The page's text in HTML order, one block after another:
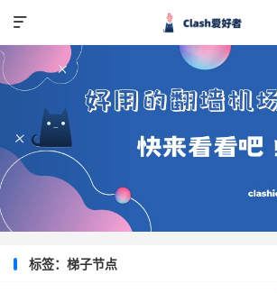

标签：梯子节点